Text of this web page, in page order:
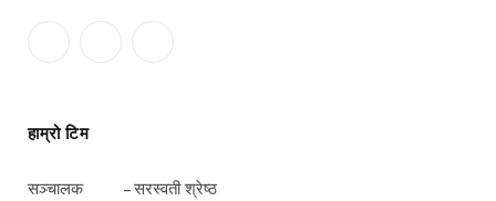
हाम्रो टिम
सञ्चालक – सरस्वती श्रेष्ठ